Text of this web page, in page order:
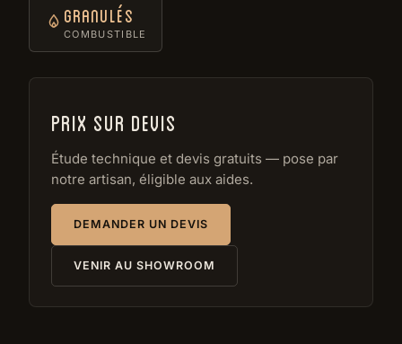
Granulés
COMBUSTIBLE
Prix sur devis
Étude technique et devis gratuits — pose par
notre artisan, éligible aux aides.
DEMANDER UN DEVIS
VENIR AU SHOWROOM